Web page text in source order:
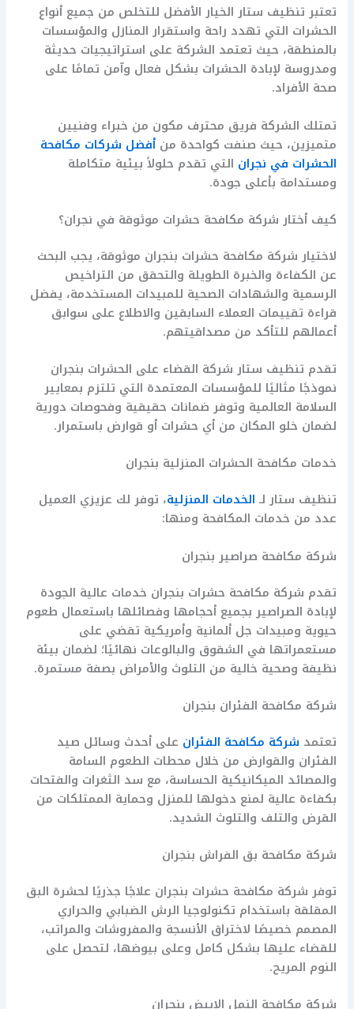
تعتبر تنظيف ستار الخيار الأفضل للتخلص من جميع أنواع
الحشرات التي تهدد راحة واستقرار المنازل والمؤسسات
بالمنطقة، حيث تعتمد الشركة على استراتيجيات حديثة
ومدروسة لإبادة الحشرات بشكل فعال وآمن تمامًا على
صحة الأفراد.
تمتلك الشركة فريق محترف مكون من خبراء وفنيين
متميزين، حيث صنفت كواحدة منأفضل شركات مكافحة
الحشرات في نجران التي تقدم حلولاً بيئية متكاملة
ومستدامة بأعلى جودة.
كيف أختار شركة مكافحة حشرات موثوقة في نجران؟
لاختيار شركة مكافحة حشرات بنجران موثوقة، يجب البحث
عن الكفاءة والخبرة الطويلة والتحقق من التراخيص
الرسمية والشهادات الصحية للمبيدات المستخدمة، يفضل
قراءة تقييمات العملاء السابقين والاطلاع على سوابق
أعمالهم للتأكد من مصداقيتهم.
تقدم تنظيف ستار شركة القضاء على الحشرات بنجران
نموذجًا مثاليًا للمؤسسات المعتمدة التي تلتزم بمعايير
السلامة العالمية وتوفر ضمانات حقيقية وفحوصات دورية
لضمان خلو المكان من أي حشرات أو قوارض باستمرار.
خدمات مكافحة الحشرات المنزلية بنجران
تنظيف ستار لـ الخدمات المنزلية، توفر لك عزيزي العميل
عدد من خدمات المكافحة ومنها:
شركة مكافحة صراصير بنجران
تقدم شركة مكافحة حشرات بنجران خدمات عالية الجودة
لإبادة الصراصير بجميع أحجامها وفصائلها باستعمال طعوم
حيوية ومبيدات جل ألمانية وأمريكية تقضي على
مستعمراتها في الشقوق والبالوعات نهائيًا؛ لضمان بيئة
نظيفة وصحية خالية من التلوث والأمراض بصفة مستمرة.
شركة مكافحة الفئران بنجران
تعتمد شركة مكافحة الفئران على أحدث وسائل صيد
الفئران والقوارض من خلال محطات الطعوم السامة
والمصائد الميكانيكية الحساسة، مع سد الثغرات والفتحات
بكفاءة عالية لمنع دخولها للمنزل وحماية الممتلكات من
القرض والتلف والتلوث الشديد.
شركة مكافحة بق الفراش بنجران
توفر شركة مكافحة حشرات بنجران علاجًا جذريًا لحشرة البق
المقلقة باستخدام تكنولوجيا الرش الضبابي والحراري
المصمم خصيصًا لاختراق الأنسجة والمفروشات والمراتب،
للقضاء عليها بشكل كامل وعلى بيوضها، لتحصل على
النوم المريح.
شركة مكافحة النمل الابيض بنجران